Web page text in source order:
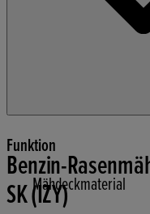
Funktion
Mähdeckmaterial
Benzin-
SK (IZY)